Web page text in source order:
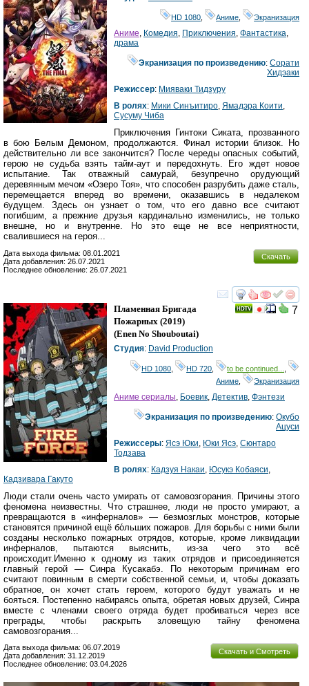
HD 1080 Аниме Экранизация
Аниме, Комедия, Приключения, Фантастика,
драма
Экранизация по произведению:Сорати
Хидэаки
Режиссер: Мияваки Тидзуру
В ролях: Мики Синъитиро, Ямадэра Коити,
Сусуму Чиба
Приключения Гинтоки Сиката, прозванного
в бою Белым Демоном, продолжаются. Финал истории близок. Но
действительно ли все закончится? После череды опасных событий,
герою не судьба взять тайм-аут и передохнуть. Его ждет новое
испытание. Так отважный самурай, безупречно орудующий
деревянным мечом «Озеро Тоя», что способен разрубить даже сталь,
перемещается вперед во времени, оказавшись в недалеком
будущем. Здесь он узнает о том, что его давно все считают
погибшим, а прежние друзья кардинально изменились, не только
внешне, но и внутренне. Но это еще не все неприятности,
свалившиеся на героя...
Скачать
Дата выхода фильма: 08.01.2021
Дата добавления: 26.07.2021
Последнее обновление: 26.07.2021
смотреть
7
Пламенная Бригада
Пожарных (2019)
(Enen No Shouboutai)
Студия: David Production
HD 1080 HD 720 to be continued...
Аниме
Экранизация
Аниме сериалы Боевик Детектив Фэнтези
Экранизация по произведению:Окубо
Ацуси
Режиссеры: Ясэ Юки Юки Ясэ Сюнтаро
Тодзава
В ролях: Кадзуя Накаи Юсукэ Кобаяси
Кадзивара Гакуто
Люди стали очень часто умирать от самовозгорания. Причины этого
феномена неизвестны. Что страшнее, люди не просто умирают, а
превращаются в «инферналов» — безмозглых монстров, которые
становятся причиной ещё бо́льших пожаров. Для борьбы с ними были
созданы несколько пожарных отрядов, которые, кроме ликвидации
инферналов, пытаются выяснить, из-за чего это всё
происходит.Именно к одному из таких отрядов и присоединяется
главный герой — Синра Кусакабэ. По некоторым причинам его
считают повинным в смерти собственной семьи, и, чтобы доказать
обратное, он хочет стать героем, которого будут уважать и не
бояться. Постепенно набираясь опыта, обретая новых друзей, Синра
вместе с членами своего отряда будет пробиваться через все
преграды, чтобы раскрыть зловещую тайну феномена
самовозгорания...
Скачать и Смотреть
Дата выхода фильма: 06.07.2019
Дата добавления: 31.12.2019
Последнее обновление: 03.04.2026